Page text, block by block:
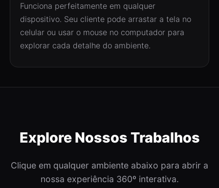
Funciona perfeitamente em qualquer
dispositivo. Seu cliente pode arrastar a tela no
celular ou usar o mouse no computador para
explorar cada detalhe do ambiente.
Explore Nossos Trabalhos
Clique em qualquer ambiente abaixo para abrir a
nossa experiência 360º interativa.